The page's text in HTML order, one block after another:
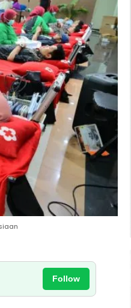
Follow